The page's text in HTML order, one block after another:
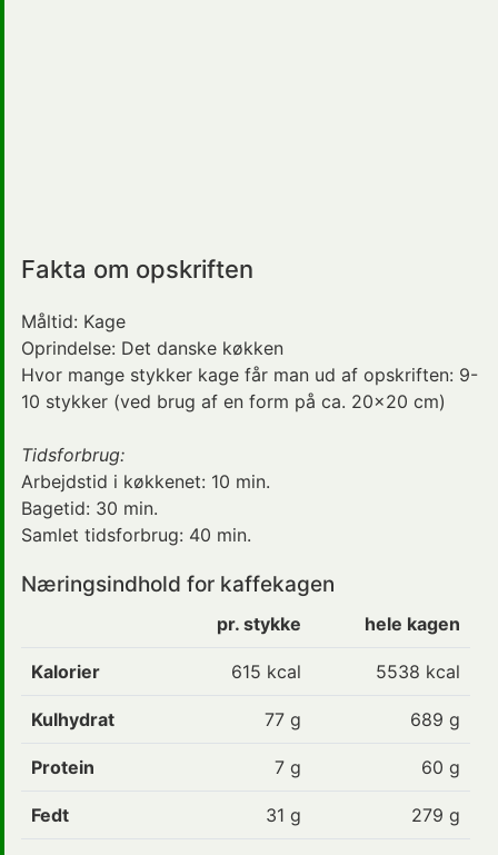
Fakta om opskriften
Måltid: Kage
Oprindelse: Det danske køkken
Hvor mange stykker kage får man ud af opskriften: 9-
10 stykker (ved brug af en form på ca. 20x20 cm)
Tidsforbrug:
Arbejdstid i køkkenet: 10 min.
Bagetid: 30 min.
Samlet tidsforbrug: 40 min.
Næringsindhold for kaffekagen
pr. stykke hele kagen
Kalorier 615 kcal 5538 kcal
Kulhydrat 77 g 689 g
Protein 7 g 60 g
Fedt 31 g 279 g